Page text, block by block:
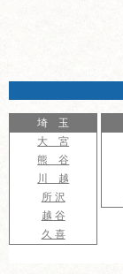
埼 玉
大 宮
熊 谷
川 越
所 沢
越 谷
久 喜